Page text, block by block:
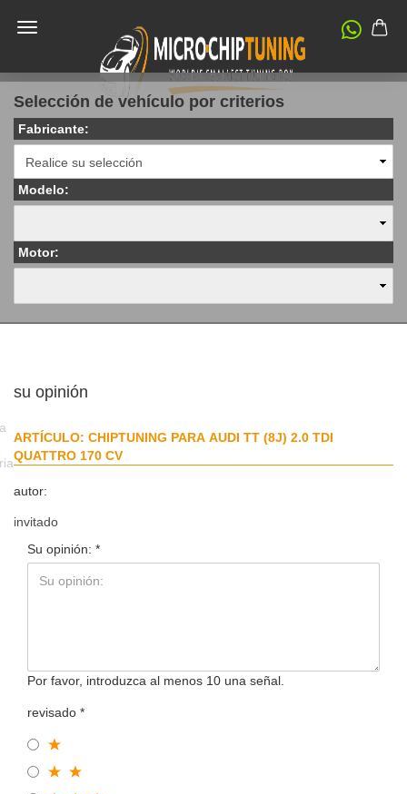
Selección de vehículo por criterios
Fabricante:
Modelo:
Motor:
su opinión
ARTÍCULO: CHIPTUNING PARA AUDI TT (8J) 2.0 TDI
QUATTRO 170 CV
autor:
invitado
Su opinión:
Por favor, introduzca al menos 10 una señal.
revisado